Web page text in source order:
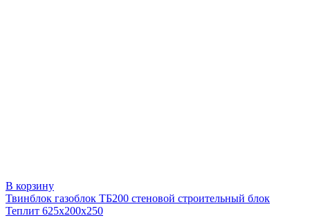
В корзину
Твинблок газоблок ТБ200 стеновой строительный блок
Теплит 625х200х250